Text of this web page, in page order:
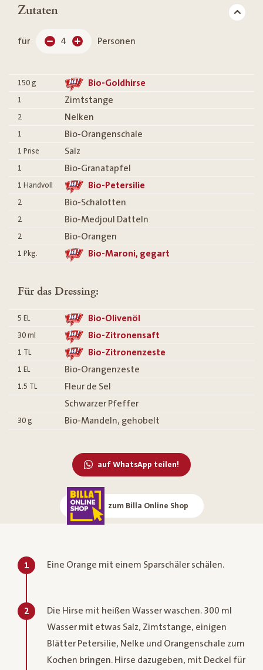
Zutaten
für 4 Personen
150 g Bio-Goldhirse
1 Zimtstange
2 Nelken
1 Bio-Orangenschale
1 Prise Salz
1 Bio-Granatapfel
1 Handvoll Bio-Petersilie
2 Bio-Schalotten
2 Bio-Medjoul Datteln
2 Bio-Orangen
1 Pkg. Bio-Maroni, gegart
Für das Dressing:
5 EL Bio-Olivenöl
30 ml Bio-Zitronensaft
1 TL Bio-Zitronenzeste
1 EL Bio-Orangenzeste
1.5 TL
Fleur de Sel
Schwarzer Pfeffer
30 g Bio-Mandeln, gehobelt
auf WhatsApp teilen!
zum Billa Online Shop
1 Eine Orange mit einem Sparschäler schälen.
2
Die Hirse mit heißen Wasser waschen. 300 ml
Wasser mit etwas Salz, Zimtstange, einigen
Blätter Petersilie, Nelke und Orangenschale zum
Kochen bringen. Hirse dazugeben, mit Deckel für